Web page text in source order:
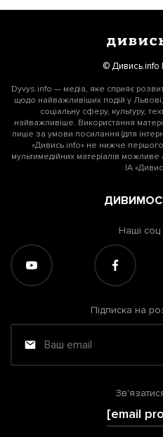
© Дивись.info
Dyvys.info — медіа, яке сприяє
щодо найважливіших подій у Львові,
соціальну сферу, культуру,
найважливіше. Використання
лише за умови посилання (для
«Дивись.info» не нижче
мультимедійних матеріалів
ІА
Наші
Підписка на
[email